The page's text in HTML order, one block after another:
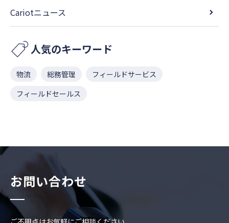
Cariotニュース
人気のキーワード
物流 総務管理
フィールドサービス
フィールドセールス
お問い合わせ